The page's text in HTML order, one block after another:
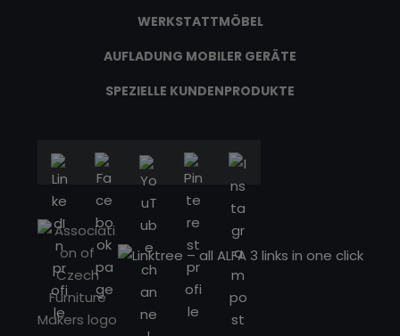
WERKSTATTMÖBEL
AUFLADUNG MOBILER GERÄTE
SPEZIELLE KUNDENPRODUKTE